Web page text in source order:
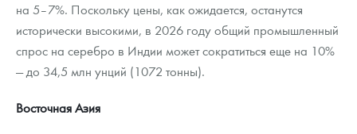
на 5–7%. Поскольку цены, как ожидается, останутся
исторически высокими, в 2026 году общий промышленный
спрос на серебро в Индии может сократиться еще на 10%
— до 34,5 млн унций (1072 тонны).
Восточная Азия